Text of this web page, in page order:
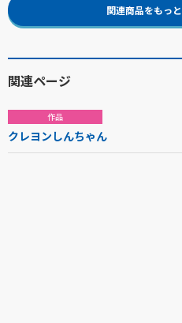
関連商品をもっ
関連ページ
作品
クレヨンしんちゃん